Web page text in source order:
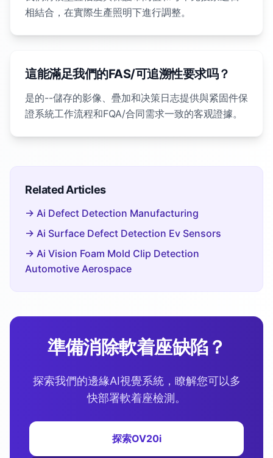
相結合，在實際生產照明下進行調整。
這能滿足我們的FAS/可追溯性要求吗？
是的--儲存的影像、疊加和决策日志提供與紧固件保
證系統工作流程和FQA/合同需求一致的客观證據。
Related Articles
→ Ai Defect Detection Manufacturing
→ Ai Surface Defect Detection Ev Sensors
→ Ai Vision Foam Mold Clip Detection
Automotive Aerospace
準備消除軟着座缺陷？
探索我們的邊緣AI視覺系統，瞭解您可以多
快部署軟着座檢測。
探索OV20i